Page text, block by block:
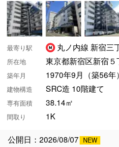
最寄り駅 丸ノ内線 新宿三
所在地 東京都新宿区新宿５
築年月 1970年9月（築56年）
建物構造 SRC造 10階建て
専有面積 38.14㎡
間取り 1K
公開日：2026/08/07